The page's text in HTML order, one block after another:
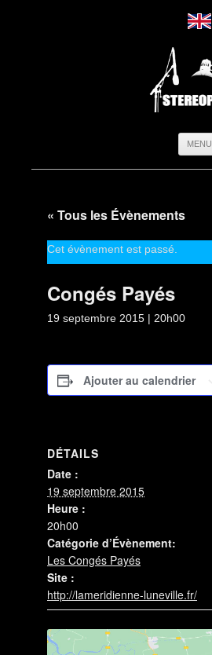
MENU
« Tous les Évènements
Cet évènement est passé.
Congés Payés
19 septembre 2015 | 20h00
Ajouter au calendrier
DÉTAILS
Date :
19 septembre 2015
Heure :
20h00
Catégorie d’Évènement:
Les Congés Payés
Site :
http://lameridienne-luneville.fr/